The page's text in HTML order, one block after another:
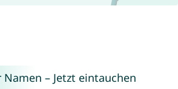
– Jetzt eintauchen